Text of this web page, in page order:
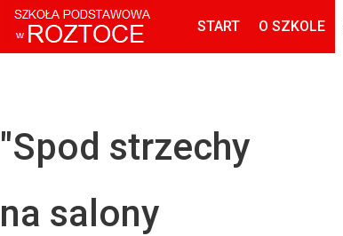
START O SZKOLE
"Spod strzechy
na salony